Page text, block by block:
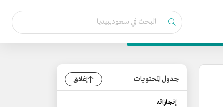
جدول المحتويات إغلاق
إنجازاته